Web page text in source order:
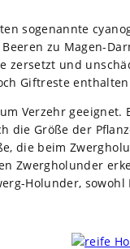
soge­nannte
zu Magen-
zer­setzt und
Gift­reste
Ver­zehr
die Größe der
die beim
Zwerg­ho­lun­der
Holun­der,